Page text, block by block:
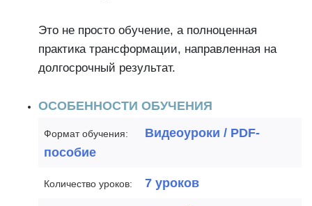
Это не просто обучение, а полноценная
практика трансформации, направленная на
долгосрочный результат.
ОСОБЕННОСТИ ОБУЧЕНИЯ
Формат обучения:
Видеоуроки / PDF-
пособие
Количество уроков: 7 уроков